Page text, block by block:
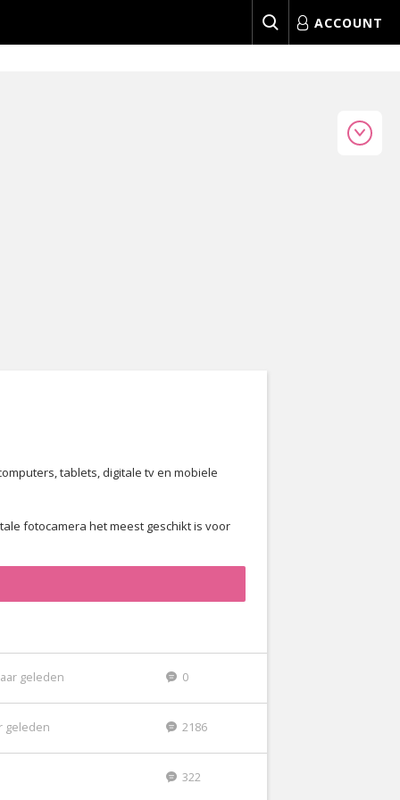
ACCOUNT
tablets, digitale tv en mobiele
fotocamera het meest geschikt is voor
geleden 0
geleden 2186
322